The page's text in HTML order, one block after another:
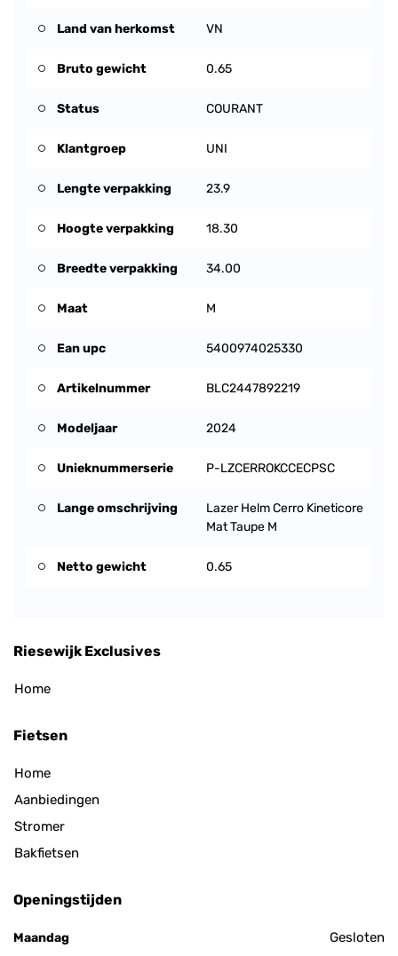
Land van herkomst VN
Bruto gewicht 0.65
Status COURANT
Klantgroep UNI
Lengte verpakking 23.9
Hoogte verpakking 18.30
Breedte verpakking 34.00
Maat M
Ean upc 5400974025330
Artikelnummer BLC2447892219
Modeljaar 2024
Unieknummerserie P-LZCERROKCCECPSC
Lange omschrijving
Lazer Helm Cerro Kineticore
Mat Taupe M
Netto gewicht 0.65
Riesewijk Exclusives
Home
Fietsen
Home
Aanbiedingen
Stromer
Bakfietsen
Openingstijden
Maandag Gesloten